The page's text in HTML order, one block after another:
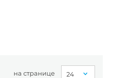
на странице